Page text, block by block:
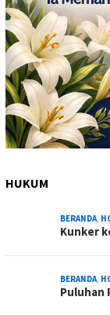
HUKUM
BERANDA,
Kunker
BERANDA,
Puluhan